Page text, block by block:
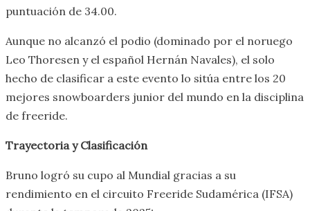
puntuación de 34.00.
Aunque no alcanzó el podio (dominado por el noruego
Leo Thoresen y el español Hernán Navales), el solo
hecho de clasificar a este evento lo sitúa entre los 20
mejores snowboarders junior del mundo en la disciplina
de freeride.
Trayectoria y Clasificación
Bruno logró su cupo al Mundial gracias a su
rendimiento en el circuito Freeride Sudamérica (IFSA)